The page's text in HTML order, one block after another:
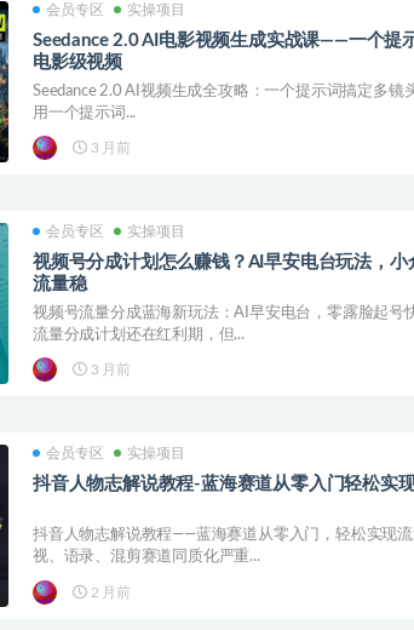
会员专区 实操项目
Seedance 2.0 AI电影视频生成实战课——一个提
电影级视频
Seedance 2.0 AI视频生成全攻略：一个提示词搞定多镜
用一个提示词...
3 月前
会员专区 实操项目
视频号分成计划怎么赚钱？AI早安电台玩法，小
流量稳
视频号流量分成蓝海新玩法：AI早安电台，零露脸起号
流量分成计划还在红利期，但...
3 月前
会员专区 实操项目
抖音人物志解说教程-蓝海赛道从零入门轻松实
抖音人物志解说教程——蓝海赛道从零入门，轻松实现
视、语录、混剪赛道同质化严重...
2 月前